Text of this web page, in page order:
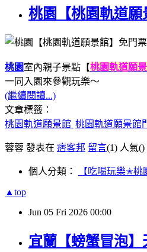
桃園【桃園軌道
桃園室內親子景點【桃園軌道願
一同入園來參觀玩樂～
(繼續閱讀...)
文章標籤：
桃園軌道願景館 桃園軌道願景館
蓉蓉 發表在 痞客邦 留言(1) 人氣()
個人分類： 【吃喝玩樂✭桃
▲top
Jun 05 Fri 2026 00:00
宜蘭【螃蟹冒泡